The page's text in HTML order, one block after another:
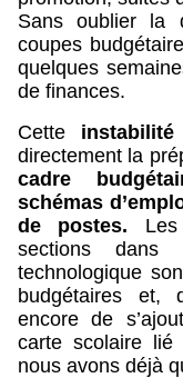
Sans oublier la
coupes
quelques
de finances.
Cette instabilité
directement la
cadre
schémas
de postes. Les
sections dans
technologique
budgétaires et,
encore de
carte scolaire lié
nous avons déjà